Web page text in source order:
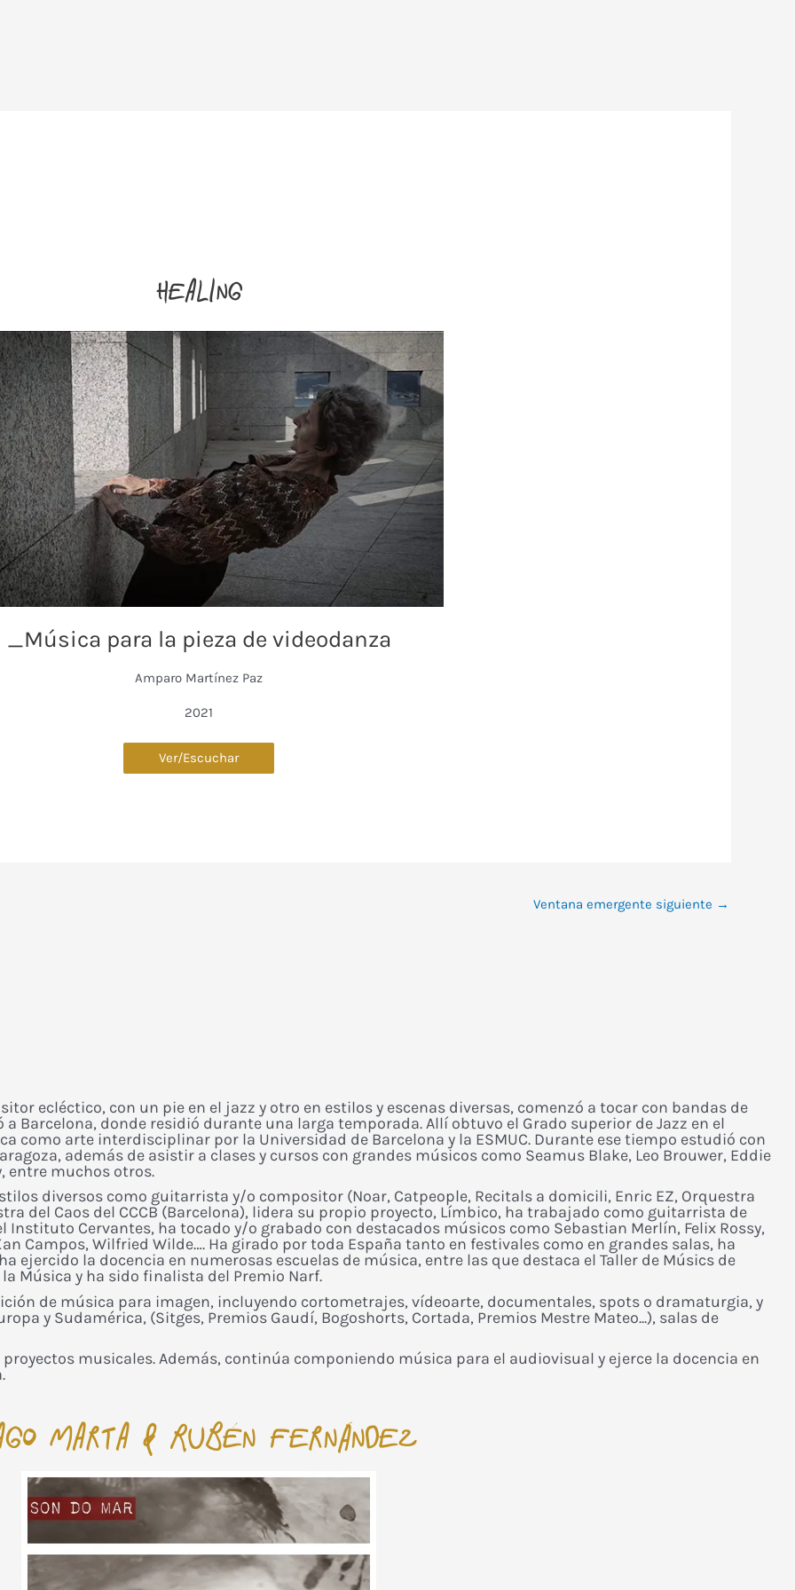
healing
_Música para la pieza de videodanza
Amparo Martínez Paz
2021
Ver/Escuchar
Ventana emergente siguiente →
ecléctico, con un pie en el jazz y otro en estilos y escenas diversas, comenzó a tocar con bandas de
Barcelona, donde residió durante una larga temporada. Allí obtuvo el Grado superior de Jazz en el
como arte interdisciplinar por la Universidad de Barcelona y la ESMUC. Durante ese tiempo estudió con
además de asistir a clases y cursos con grandes músicos como Seamus Blake, Leo Brouwer, Eddie
entre muchos otros.
diversos como guitarrista y/o compositor (Noar, Catpeople, Recitals a domicili, Enric EZ, Orquestra
del Caos del CCCB (Barcelona), lidera su propio proyecto, Límbico, ha trabajado como guitarrista de
Cervantes, ha tocado y/o grabado con destacados músicos como Sebastian Merlín, Felix Rossy,
Campos, Wilfried Wilde…. Ha girado por toda España tanto en festivales como en grandes salas, ha
ejercido la docencia en numerosas escuelas de música, entre las que destaca el Taller de Músics de
Música y ha sido finalista del Premio Narf.
de música para imagen, incluyendo cortometrajes, vídeoarte, documentales, spots o dramaturgia, y
y Sudamérica, (Sitges, Premios Gaudí, Bogoshorts, Cortada, Premios Mestre Mateo...), salas de
musicales. Además, continúa componiendo música para el audiovisual y ejerce la docencia en
Marta & Rubén Fernández